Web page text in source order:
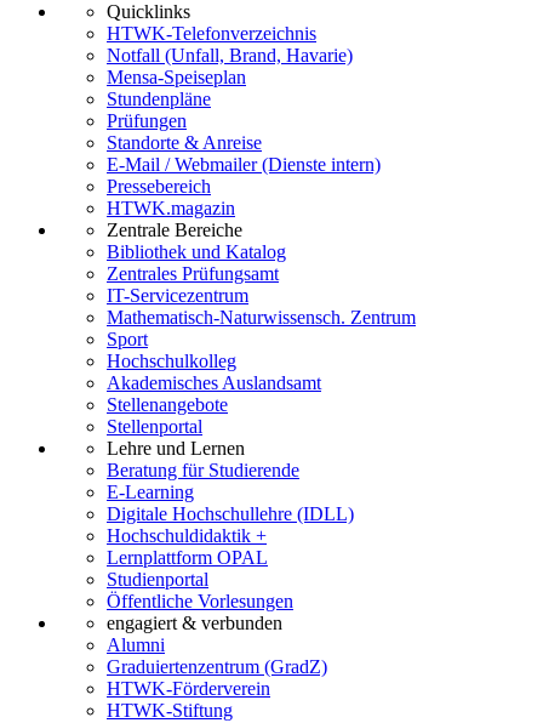
Quicklinks
HTWK-Telefonverzeichnis
Notfall (Unfall, Brand, Havarie)
Mensa-Speiseplan
Stundenpläne
Prüfungen
Standorte & Anreise
E-Mail / Webmailer (Dienste intern)
Pressebereich
HTWK.magazin
Zentrale Bereiche
Bibliothek und Katalog
Zentrales Prüfungsamt
IT-Servicezentrum
Mathematisch-Naturwissensch. Zentrum
Sport
Hochschulkolleg
Akademisches Auslandsamt
Stellenangebote
Stellenportal
Lehre und Lernen
Beratung für Studierende
E-Learning
Digitale Hochschullehre (IDLL)
Hochschuldidaktik +
Lernplattform OPAL
Studienportal
Öffentliche Vorlesungen
engagiert & verbunden
Alumni
Graduiertenzentrum (GradZ)
HTWK-Förderverein
HTWK-Stiftung